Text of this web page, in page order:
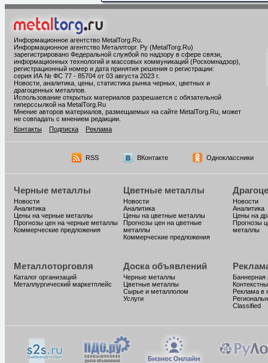
Информационное агентство MetalTorg.Ru
Информационное агентство Металлторг. Ру (MetalTorg.Ru)
зарегистрировано Федеральной службой по надзору в сфере связи,
информационных технологий и массовых коммуникаций (Роскомнадзор),
регистрационный номер и дата принятия решения о регистрации:
серия ИА № ФС 77 - 85704 от 03 августа 2023 г.
Новости, аналитика, цены, статистика рынка черных, цветных и
драгоценных металлов.
Использование открытых материалов разрешается с обязательной
гиперссылкой на MetalTorg.Ru
Мнение авторов материалов, размещаемых на сайте MetalTorg.Ru, может
не совпадать с мнением редакции.
Контакты
Подписка Реклама
RSS ВКонтакте Одноклассники
Черные металлы
Новости
Аналитика
Цены на черные металлы
Прогнозы цен на черные металлы
Коммерческие предложения
Цветные металлы
Новости
Аналитика
Цены на цветные металлы
Прогнозы цен на цветные
металлы
Коммерческие предложения
Новости
Аналитика
Цены на
Прогнозы
металлы
Металлоторговля
Каталог организаций
Металлургический маркетплейс
Доска объявлений
Черные металлы
Цветные металлы
Сырье и металлолом
Услуги
Баннерная
Реклама в
Classified